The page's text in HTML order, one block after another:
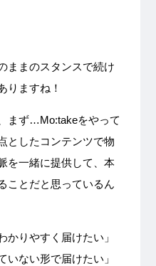
ままのスタンスで続け
りますね！
まず…Mo:takeをやって
としたコンテンツで物
を一緒に提供して、本
ことだと思っているん
かりやすく届けたい」
いない形で届けたい」